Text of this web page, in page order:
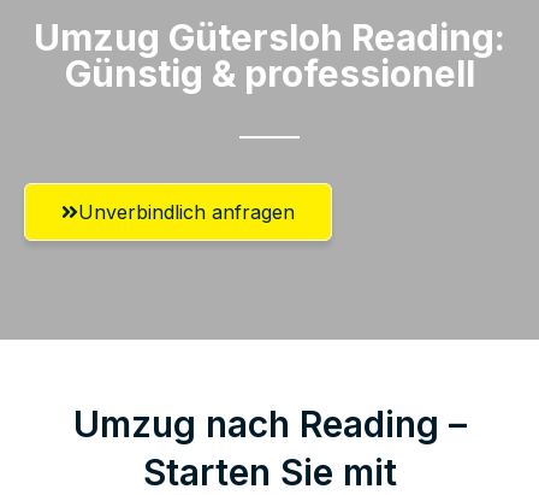
Umzug Gütersloh​ Reading:
Günstig & professionell​
Unverbindlich anfragen
Umzug nach Reading –
Starten Sie mit